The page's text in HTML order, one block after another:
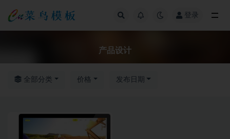
登录
产品设计
全部分类 价格 发布日期